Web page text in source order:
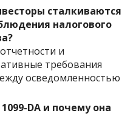
сталкиваются
налогового
и
требования
осведомленностью
DA и почему она